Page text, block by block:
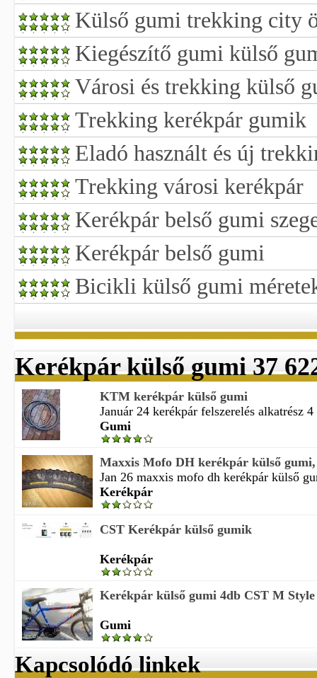
Külső gumi trekking city
Kiegészítő gumi külső
Városi és trekking külső
Trekking kerékpár gumik
Eladó használt és új
Trekking városi kerékpár
Kerékpár belső gumi
Kerékpár belső gumi
Bicikli külső gumi
Kerékpár külső gumi 37
KTM kerékpár külső gumi
Január 24 kerékpár felszerelés alkatrész 4
Gumi
Maxxis Mofo DH kerékpár külső gumi,
Jan 26 maxxis mofo dh kerékpár külső
Kerékpár
CST Kerékpár külső gumik
Kerékpár
Kerékpár külső gumi 4db CST M Style
Gumi
Kapcsolódó linkek